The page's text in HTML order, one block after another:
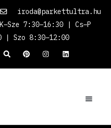
iroda@parkettultra.hu
7:30–16:30 | Cs–P
| Szo 8:30–12:00